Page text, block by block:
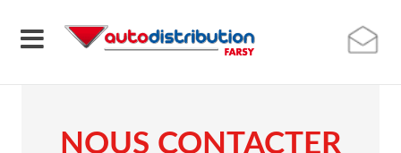
NOUS CONTACTER